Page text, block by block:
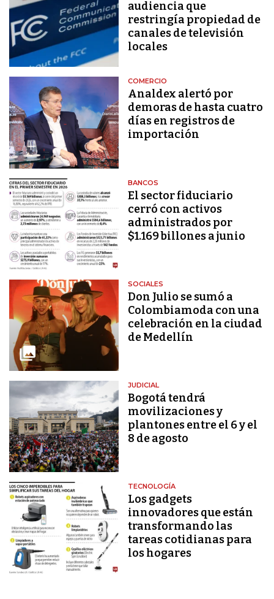
audiencia que
restringía propiedad de
canales de televisión
locales
COMERCIO
Analdex alertó por
demoras de hasta cuatro
días en registros de
importación
BANCOS
El sector fiduciario
cerró con activos
administrados por
$1.169 billones a junio
SOCIALES
Don Julio se sumó a
Colombiamoda con una
celebración en la ciudad
de Medellín
JUDICIAL
Bogotá tendrá
movilizaciones y
plantones entre el 6 y el
8 de agosto
TECNOLOGÍA
Los gadgets
innovadores que están
transformando las
tareas cotidianas para
los hogares